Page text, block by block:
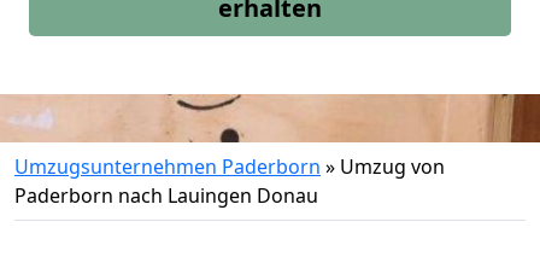
erhalten
Umzugsunternehmen Paderborn » Umzug von
Paderborn nach Lauingen Donau